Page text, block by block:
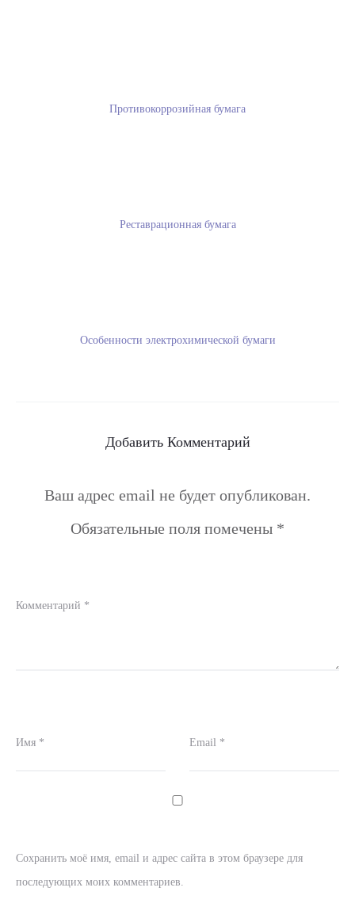
Противокоррозийная бумага
Реставрационная бумага
Особенности электрохимической бумаги
Добавить Комментарий
Ваш адрес email не будет опубликован.
Обязательные поля помечены *
Комментарий *
Имя * Email *
Сохранить моё имя, email и адрес сайта в этом браузере для
последующих моих комментариев.